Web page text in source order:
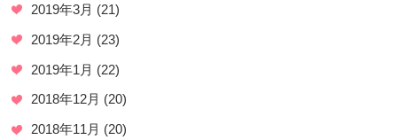
2019年3月 (21)
2019年2月 (23)
2019年1月 (22)
2018年12月 (20)
2018年11月 (20)